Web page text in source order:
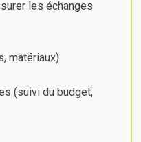
les échanges
matériaux)
(suivi du budget,